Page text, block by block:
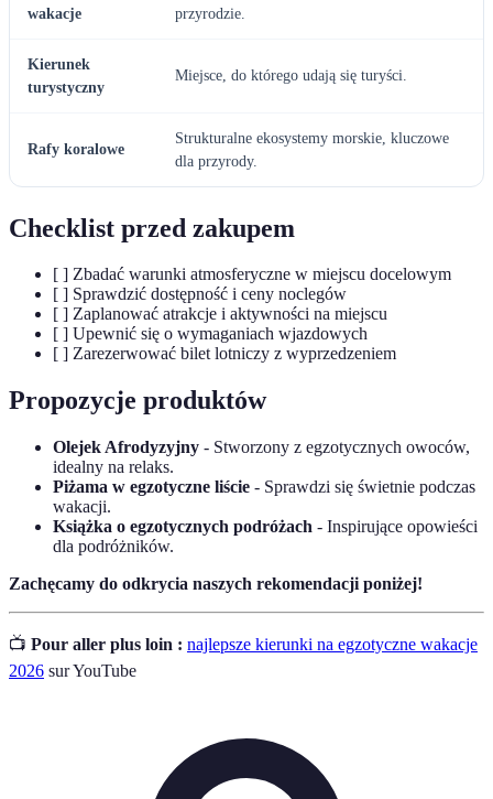
wakacje
przyrodzie.
Kierunek
turystyczny
Miejsce, do którego udają się turyści.
Rafy koralowe
Strukturalne ekosystemy morskie, kluczowe
dla przyrody.
Checklist przed zakupem
[ ] Zbadać warunki atmosferyczne w miejscu docelowym
[ ] Sprawdzić dostępność i ceny noclegów
[ ] Zaplanować atrakcje i aktywności na miejscu
[ ] Upewnić się o wymaganiach wjazdowych
[ ] Zarezerwować bilet lotniczy z wyprzedzeniem
Propozycje produktów
Olejek Afrodyzyjny - Stworzony z egzotycznych owoców,
idealny na relaks.
Piżama w egzotyczne liście - Sprawdzi się świetnie podczas
wakacji.
Książka o egzotycznych podróżach - Inspirujące opowieści
dla podróżników.
Zachęcamy do odkrycia naszych rekomendacji poniżej!
📺 Pour aller plus loin : najlepsze kierunki na egzotyczne wakacje
2026 sur YouTube